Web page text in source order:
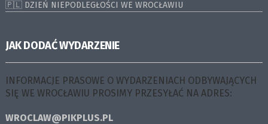
🇵🇱 DZIEŃ NIEPODLEGŁOŚCI WE WROCŁAWIU
JAK DODAĆ WYDARZENIE
INFORMACJE PRASOWE O WYDARZENIACH ODBYWAJĄCYCH
SIĘ WE WROCŁAWIU PROSIMY PRZESYŁAĆ NA ADRES:
WROCLAW@PIKPLUS.PL